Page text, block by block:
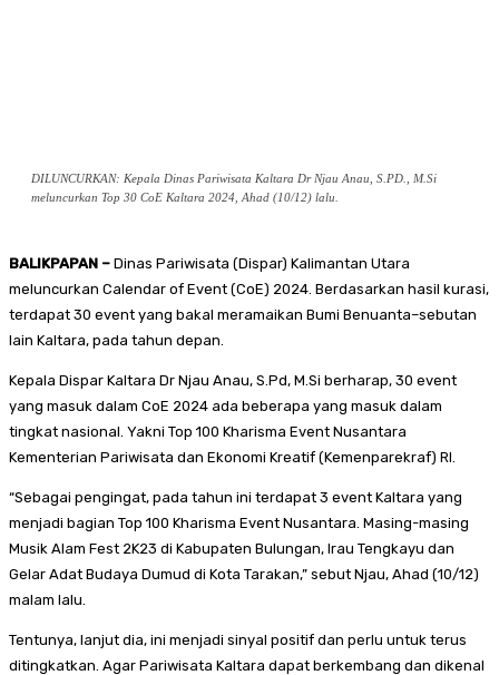
DILUNCURKAN: Kepala Dinas Pariwisata Kaltara Dr Njau Anau, S.PD., M.Si
meluncurkan Top 30 CoE Kaltara 2024, Ahad (10/12) lalu.
BALIKPAPAN – Dinas Pariwisata (Dispar) Kalimantan Utara
meluncurkan Calendar of Event (CoE) 2024. Berdasarkan hasil kurasi,
terdapat 30 event yang bakal meramaikan Bumi Benuanta–sebutan
lain Kaltara, pada tahun depan.
Kepala Dispar Kaltara Dr Njau Anau, S.Pd, M.Si berharap, 30 event
yang masuk dalam CoE 2024 ada beberapa yang masuk dalam
tingkat nasional. Yakni Top 100 Kharisma Event Nusantara
Kementerian Pariwisata dan Ekonomi Kreatif (Kemenparekraf) RI.
“Sebagai pengingat, pada tahun ini terdapat 3 event Kaltara yang
menjadi bagian Top 100 Kharisma Event Nusantara. Masing-masing
Musik Alam Fest 2K23 di Kabupaten Bulungan, Irau Tengkayu dan
Gelar Adat Budaya Dumud di Kota Tarakan,” sebut Njau, Ahad (10/12)
malam lalu.
Tentunya, lanjut dia, ini menjadi sinyal positif dan perlu untuk terus
ditingkatkan. Agar Pariwisata Kaltara dapat berkembang dan dikenal